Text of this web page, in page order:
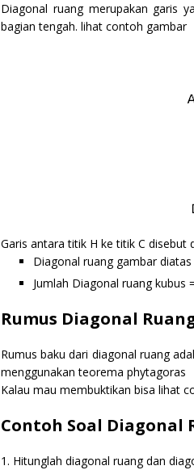
Diagonal ruang merupakan garis
bagian tengah. lihat contoh gambar
Garis antara titik H ke titik C disebut
Diagonal ruang gambar
Jumlah Diagonal ruang kubus
Rumus Diagonal
Rumus baku dari diagonal ruang
menggunakan teorema phytagoras
Kalau mau membuktikan bisa lihat
Contoh Soal Diagonal
1. Hitunglah diagonal ruang dan